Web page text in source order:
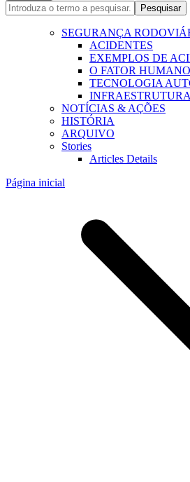
Pesquisar
SEGURANÇA
ACIDENTES
EXEMPLOS DE
O FATOR HUMANO
TECNOLOGIA
INFRAESTRUTURA
NOTÍCIAS & AÇÕES
HISTÓRIA
ARQUIVO
Stories
Articles Details
Página inicial